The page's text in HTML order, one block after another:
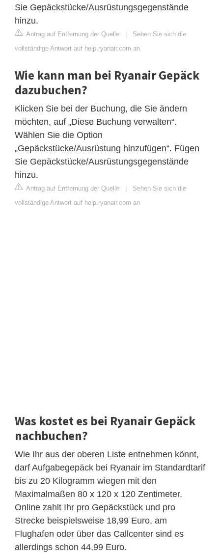
Sie Gepäckstücke/Ausrüstungsgegenstände
hinzu.
Antrag auf Entfernung der Quelle
Sehen Sie sich die
vollständige Antwort auf help.ryanair.com an
Wie kann man bei Ryanair Gepäck
dazubuchen?
Klicken Sie bei der Buchung, die Sie ändern
möchten, auf „Diese Buchung verwalten“.
Wählen Sie die Option
„Gepäckstücke/Ausrüstung hinzufügen“. Fügen
Sie Gepäckstücke/Ausrüstungsgegenstände
hinzu.
Antrag auf Entfernung der Quelle
Sehen Sie sich die
vollständige Antwort auf help.ryanair.com an
Was kostet es bei Ryanair Gepäck
nachbuchen?
Wie Ihr aus der oberen Liste entnehmen könnt,
darf Aufgabegepäck bei Ryanair im Standardtarif
bis zu 20 Kilogramm wiegen mit den
Maximalmaßen 80 x 120 x 120 Zentimeter.
Online zahlt Ihr pro Gepäckstück und pro
Strecke beispielsweise 18,99 Euro, am
Flughafen oder über das Callcenter sind es
allerdings schon 44,99 Euro.